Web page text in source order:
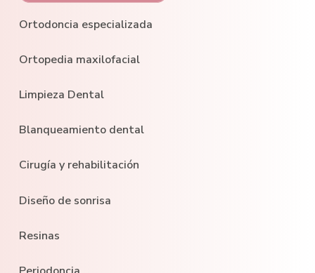
Ortodoncia especializada
Ortopedia maxilofacial
Limpieza Dental
Blanqueamiento dental
Cirugía y rehabilitación
Diseño de sonrisa
Resinas